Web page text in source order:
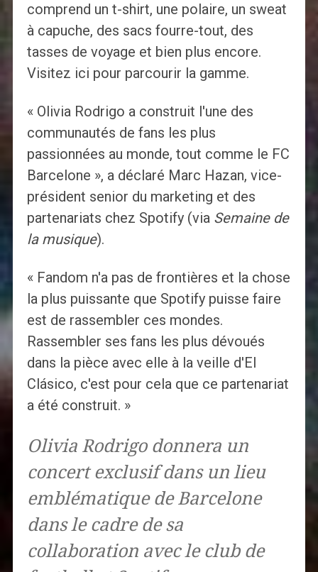
comprend un t-shirt, une polaire, un sweat
à capuche, des sacs fourre-tout, des
tasses de voyage et bien plus encore.
Visitez ici pour parcourir la gamme.
« Olivia Rodrigo a construit l'une des
communautés de fans les plus
passionnées au monde, tout comme le FC
Barcelone », a déclaré Marc Hazan, vice-
président senior du marketing et des
partenariats chez Spotify (via Semaine de
la musique).
« Fandom n'a pas de frontières et la chose
la plus puissante que Spotify puisse faire
est de rassembler ces mondes.
Rassembler ses fans les plus dévoués
dans la pièce avec elle à la veille d'El
Clásico, c'est pour cela que ce partenariat
a été construit. »
Olivia Rodrigo donnera un
concert exclusif dans un lieu
emblématique de Barcelone
dans le cadre de sa
collaboration avec le club de